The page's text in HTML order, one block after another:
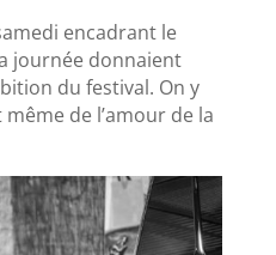
encadrant le
journée donnaient
du festival. On y
de l’amour de la